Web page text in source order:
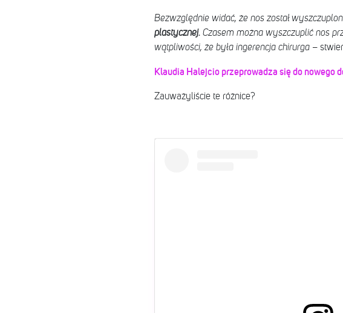
Bezwzględnie widać, że nos został
plastycznej.Czasem można wyszczuplić nos
wątpliwości, że była ingerencja chirurga –
Klaudia Halejcio przeprowadza się do nowego
Zauważyliście te różnice?